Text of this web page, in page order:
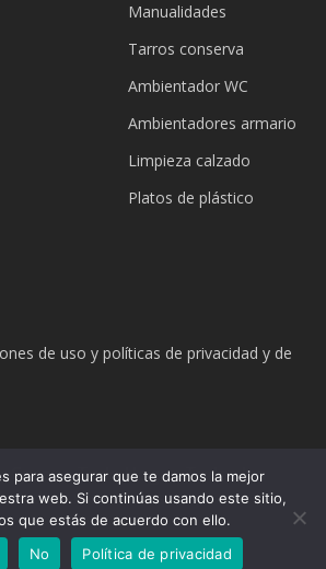
Manualidades
Tarros conserva
Ambientador WC
Ambientadores armario
Limpieza calzado
Platos de plástico
de uso y políticas de privacidad y de
Corona Todo Hogar. Todos los
reservados.
para asegurar que te damos la mejor
web. Si continúas usando este sitio,
que estás de acuerdo con ello.
No Política de privacidad